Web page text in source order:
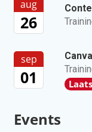
aug
26
sep
01
Events